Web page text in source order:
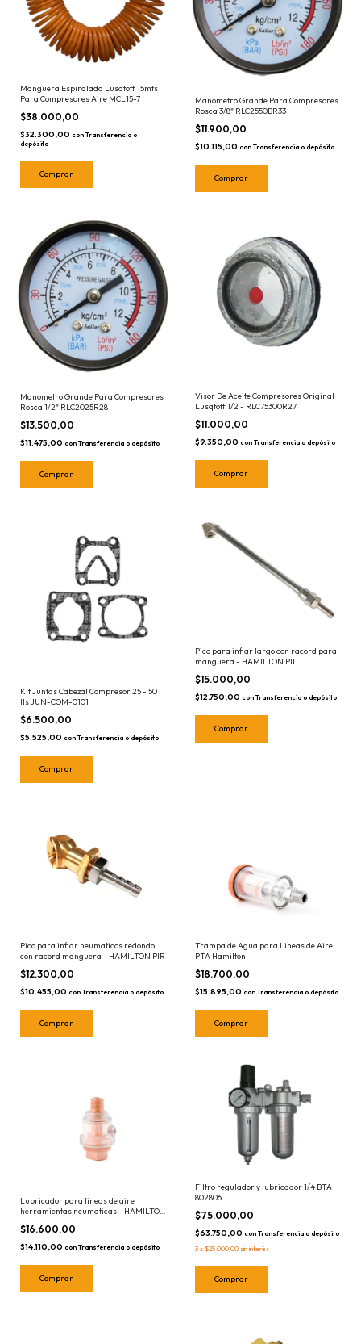
Manguera Espiralada Lusqtoff 15mts
Para Compresores Aire MCL15-7
$38.000,00
$32.300,00 con Transferencia o
depósito
Manometro Grande Para Compresores
Rosca 3/8" RLC2550BR33
$11.900,00
$10.115,00 con Transferencia o depósito
Manometro Grande Para Compresores
Rosca 1/2" RLC2025R28
$13.500,00
$11.475,00 con Transferencia o depósito
Visor De Aceite Compresores Original
Lusqtoff 1/2 - RLC75300R27
$11.000,00
$9.350,00 con Transferencia o depósito
Kit Juntas Cabezal Compresor 25 - 50
lts JUN-COM-0101
$6.500,00
$5.525,00 con Transferencia o depósito
Pico para inflar largo con racord para
manguera - HAMILTON PIL
$15.000,00
$12.750,00 con Transferencia o depósito
Pico para inflar neumaticos redondo
con racord manguera - HAMILTON PIR
$12.300,00
$10.455,00 con Transferencia o depósito
Trampa de Agua para Lineas de Aire
PTA Hamilton
$18.700,00
$15.895,00 con Transferencia o depósito
Lubricador para lineas de aire
herramientas neumaticas - HAMILTON
$16.600,00
$14.110,00 con Transferencia o depósito
Filtro regulador y lubricador 1/4 BTA
802806
$75.000,00
$63.750,00 con Transferencia o depósito
3 x $25.000,00 sin interés